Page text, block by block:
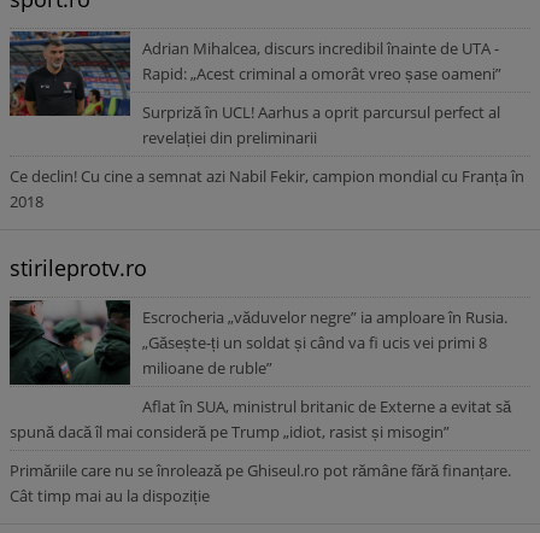
Adrian Mihalcea, discurs incredibil înainte de UTA -
Rapid: „Acest criminal a omorât vreo șase oameni”
Surpriză în UCL! Aarhus a oprit parcursul perfect al
revelației din preliminarii
Ce declin! Cu cine a semnat azi Nabil Fekir, campion mondial cu Franța în
2018
stirileprotv.ro
Escrocheria „văduvelor negre” ia amploare în Rusia.
„Găsește-ți un soldat și când va fi ucis vei primi 8
milioane de ruble”
Aflat în SUA, ministrul britanic de Externe a evitat să
spună dacă îl mai consideră pe Trump „idiot, rasist și misogin”
Primăriile care nu se înrolează pe Ghiseul.ro pot rămâne fără finanțare.
Cât timp mai au la dispoziție